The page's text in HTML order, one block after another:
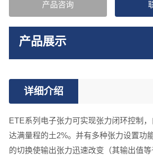
产品咨询
产品展示
详细介绍
ETE系列电子张力可实现张力闭环控制
达满量程的土2%。并有多种张力设置功
的切换使输出张力迅速改变（其输出值